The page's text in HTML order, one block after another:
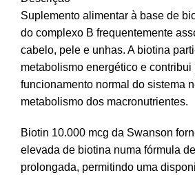
Suplemento alimentar à base de
do complexo B frequentemente
cabelo, pele e unhas. A biotina
metabolismo energético e contribui
funcionamento normal do sistema
metabolismo dos macronutrientes.
Biotin 10.000 mcg da Swanson
elevada de biotina numa fórmula
prolongada, permitindo uma